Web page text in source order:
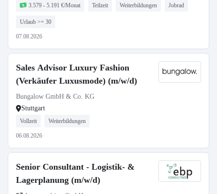
3.579 - 5.191 €/Monat Teilzeit Weiterbildungen Jobrad
Urlaub >= 30
07.08.2026
Sales Advisor Luxury Fashion
(Verkäufer Luxusmode) (m/w/d)
Bungalow GmbH & Co. KG
Stuttgart
Vollzeit Weiterbildungen
06.08.2026
Senior Consultant - Logistik- &
Lagerplanung (m/w/d)